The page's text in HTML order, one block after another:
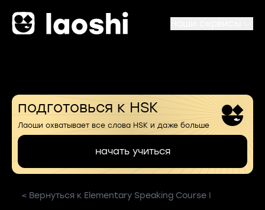
подготовься к HSK
Лаоши охватывает все слова HSK и даже больше
начать учиться
< Вернуться к Elementary Speaking Course I